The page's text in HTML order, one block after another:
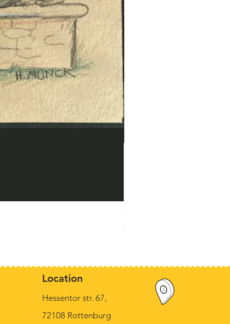
Original Munck, "Der kleine
Standardpreis
390,00 €
Location
Hessentor str. 67,
72108 Rottenburg